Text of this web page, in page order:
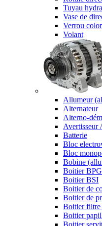
Tuyau
Vase de
Verrou
Volant
Allumeur
Alternateur
Alterno-
Avertisseur
Batterie
Bloc
Bloc
Bobine
Boitier
Boitier BSI
Boitier de
Boitier de
Boitier filtre
Boitier
Boitier